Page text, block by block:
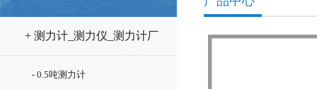
+ 测力计_测力仪_测力计厂
- 0.5吨测力计